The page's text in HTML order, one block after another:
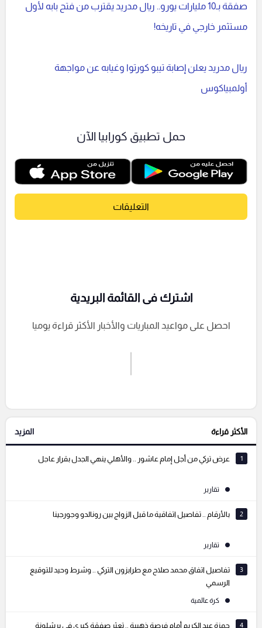
صفقة بـ10 مليارات يورو.. ريال مدريد يقترب من فتح بابه لأول
مستثمر خارجي في تاريخه!
ريال مدريد يعلن إصابة تيبو كورتوا وغيابه عن مواجهة
أولمبياكوس
حمل تطبيق كورابيا الآن
التعليقات
إرسال تعليق
التعليقات السابقة
اشترك فى القائمة البريدية
احصل على مواعيد المباريات والأخبار الأكثر قراءة يوميا
الأكثر قراءة المزيد
1 عرض تركي من أجل إمام عاشور .. والأهلي ينهي الجدل بقرار عاجل
تقارير
2 بالأرقام .. تفاصيل اتفاقية ما قبل الزواج بين رونالدو وجورجينا
تقارير
3
تفاصيل اتفاق محمد صلاح مع طرابزون التركي .. وشرط وحيد للتوقيع
الرسمي
كرة عالمية
4 حمزة عبد الكريم أمام فرصة ذهبية .. تعثر صفقة كبرى في برشلونة